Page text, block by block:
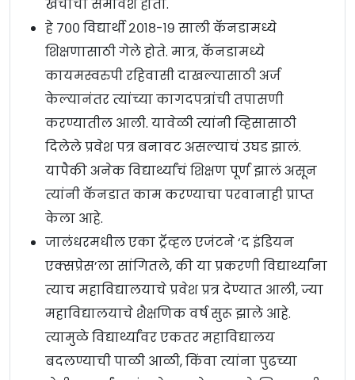
खर्चाचा समावेश होता.
हे ७०० विद्यार्थी २०१८-१९ साली कॅनडामध्ये
शिक्षणासाठी गेले होते. मात्र, कॅनडामध्ये
कायमस्वरुपी रहिवासी दाखल्यासाठी अर्ज
केल्यानंतर त्यांच्या कागदपत्रांची तपासणी
करण्यातील आली. यावेळी त्यांनी व्हिसासाठी
दिलेले प्रवेश पत्र बनावट असल्याचं उघड झालं.
यापैकी अनेक विद्यार्थ्यांचं शिक्षण पूर्ण झालं असून
त्यांनी कॅनडात काम करण्याचा परवानाही प्राप्त
केला आहे.
जालंधरमधील एका ट्रॅव्हल एजंटने ‘द इंडियन
एक्सप्रेस’ला सांगितले, की या प्रकरणी विद्यार्थ्यांना
त्याच महाविद्यालयाचे प्रवेश प्रत्र देण्यात आली, ज्या
महाविद्यालयाचे शैक्षणिक वर्ष सुरू झाले आहे.
त्यामुळे विद्यार्थ्यांवर एकतर महाविद्यालय
बदलण्याची पाळी आळी, किंवा त्यांना पुढच्या